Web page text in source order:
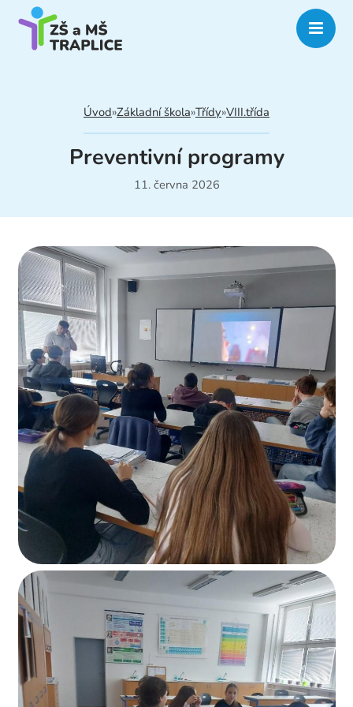
Úvod»Základní škola»Třídy»VIII.třída
Preventivní programy
11. června 2026